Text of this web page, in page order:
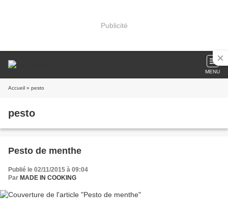
Publicité
MENU
Accueil » pesto
pesto
Pesto de menthe
Publié le 02/11/2015 à 09:04
Par MADE IN COOKING